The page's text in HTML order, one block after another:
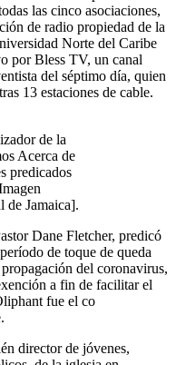
las cinco asociaciones,
de radio propiedad de la
Norte del Caribe
por Bless TV, un canal
del séptimo día, quien
13 estaciones de cable.
de la
Acerca de
predicados
de Jamaica].
Dane Fletcher, predicó
de toque de queda
del coronavirus,
a fin de facilitar el
fue el co
director de jóvenes,